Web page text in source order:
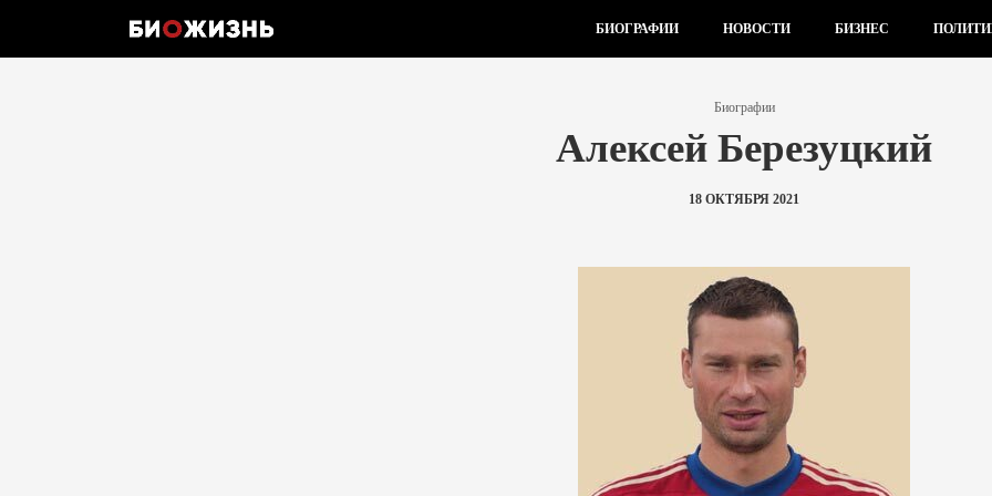
БИОГРАФИИ НОВОСТИ БИЗНЕС
Биографии
Алексей Березуцкий
18 ОКТЯБРЯ 2021